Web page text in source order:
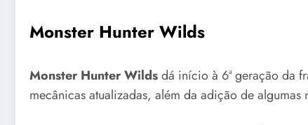
Monster Hunter Wilds
Monster Hunter Wildsdá início à 6ª geração da
mecânicas atualizadas, além da adição de algumas